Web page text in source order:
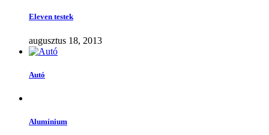
Eleven testek
augusztus 18, 2013
Autó
Alumínium